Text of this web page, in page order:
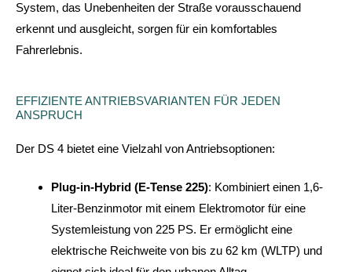
System, das Unebenheiten der Straße vorausschauend
erkennt und ausgleicht, sorgen für ein komfortables
Fahrerlebnis.
EFFIZIENTE ANTRIEBSVARIANTEN FÜR JEDEN
ANSPRUCH
Der DS 4 bietet eine Vielzahl von Antriebsoptionen:
Plug-in-Hybrid (E-Tense 225): Kombiniert einen 1,6-
Liter-Benzinmotor mit einem Elektromotor für eine
Systemleistung von 225 PS. Er ermöglicht eine
elektrische Reichweite von bis zu 62 km (WLTP) und